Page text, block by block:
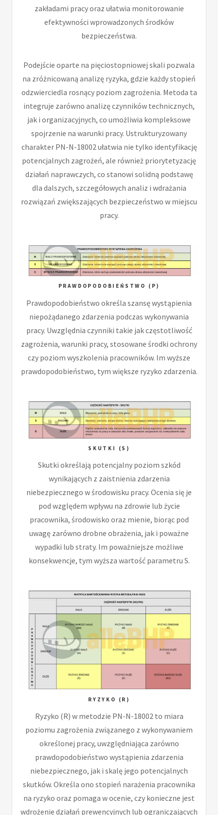
zakładami pracy oraz ułatwia monitorowanie
efektywności wprowadzonych środków
bezpieczeństwa.
Podejście oparte na pięciostopniowej skali pozwala
na zróżnicowaną analizę ryzyka, gdzie każdy stopień
odzwierciedla rosnący poziom zagrożenia. Metoda ta
integruje zarówno analizę czynników technicznych,
jak i organizacyjnych, co umożliwia kompleksowe
spojrzenie na warunki pracy. Ustrukturyzowany
charakter PN-N-18002 ułatwia nie tylko identyfikację
potencjalnych zagrożeń, ale również priorytetyzację
działań naprawczych, co stanowi solidną podstawę
dla dalszych, szczegółowych analiz i wdrażania
rozwiązań zwiększających bezpieczeństwo w miejscu
pracy.
PRAWDOPODOBIEŃSTWO (P)
Prawdopodobieństwo określa szansę wystąpienia
niepożądanego zdarzenia podczas wykonywania
pracy. Uwzględnia czynniki takie jak częstotliwość
zagrożenia, warunki pracy, stosowane środki ochrony
czy poziom wyszkolenia pracowników. Im wyższe
prawdopodobieństwo, tym większe ryzyko zdarzenia.
SKUTKI (S)
Skutki określają potencjalny poziom szkód
wynikających z zaistnienia zdarzenia
niebezpiecznego w środowisku pracy. Ocenia się je
pod względem wpływu na zdrowie lub życie
pracownika, środowisko oraz mienie, biorąc pod
uwagę zarówno drobne obrażenia, jak i poważne
wypadki lub straty. Im poważniejsze możliwe
konsekwencje, tym wyższa wartość parametru S.
RYZYKO (R)
Ryzyko (R) w metodzie PN-N-18002 to miara
poziomu zagrożenia związanego z wykonywaniem
określonej pracy, uwzględniająca zarówno
prawdopodobieństwo wystąpienia zdarzenia
niebezpiecznego, jak i skalę jego potencjalnych
skutków. Określa ono stopień narażenia pracownika
na ryzyko oraz pomaga w ocenie, czy konieczne jest
wdrożenie działań prewencyjnych lub ograniczających